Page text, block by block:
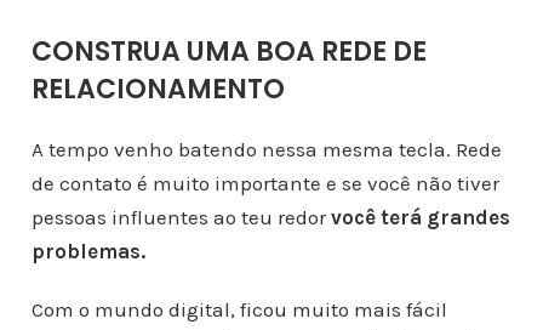
CONSTRUA UMA BOA REDE DE
RELACIONAMENTO
A tempo venho batendo nessa mesma tecla. Rede
de contato é muito importante e se você não tiver
pessoas influentes ao teu redorvocê terá grandes
problemas.
Com o mundo digital, ficou muito mais fácil